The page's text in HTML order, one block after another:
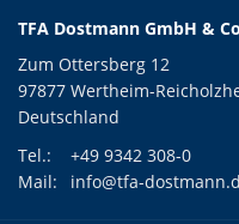
TFA Dostmann GmbH &
Zum Ottersberg 12
97877 Wertheim-
Deutschland
Tel.:
+49 9342 308-0
Mail:
info@tfa-